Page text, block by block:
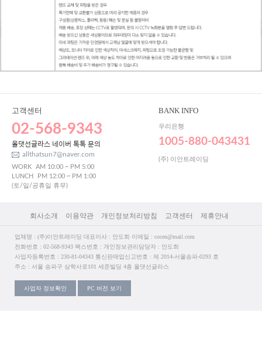
고객센터
02-568-9343
올댓선글라스 네이버 톡톡 문의
allthatsun7@naver.com
WORK
AM 10:00 ~ PM 5:00
LUNCH
PM 12:00 ~ PM 1:00
(토/일/공휴일 휴무)
BANK INFO
우리은행
1005-880-043431
(주) 이안트레이딩
회사소개 이용약관 개인정보처리방침 고객센터 제휴안내
업체명 : (주)이안트레이딩 대표이사 : 안도희 이메일 : cocen@mail.com
전화번호 : 02-568-9343 팩스번호 : 개인정보관리담당자 : 안도희
사업자등록번호 : 230-81-04343 통신판매업신고번호 : 제 2014-서울송파-0293 호
주소 : 서울 송파구 삼학사로101 세준빌딩 4층 올댓선글라스
사업자 정보확인 PC 버전 보기